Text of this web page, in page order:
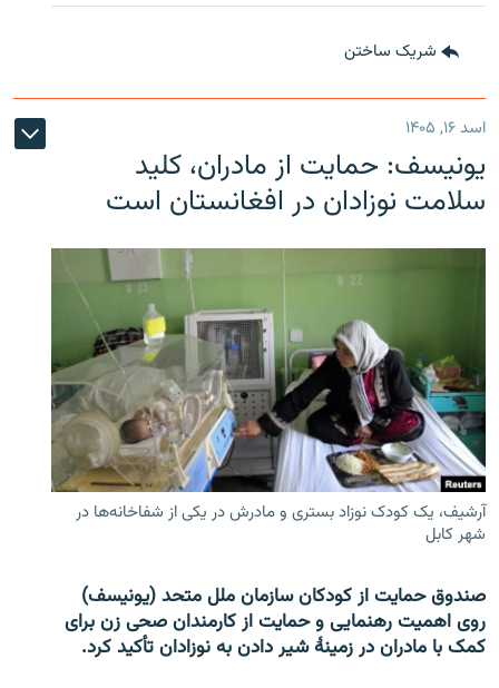
شریک ساختن
اسد ۱۶, ۱۴۰۵
یونیسف: حمایت از مادران، کلید
سلامت نوزادان در افغانستان است
آرشیف، یک کودک نوزاد بستری و مادرش در یکی از شفاخانه‌ها در
شهر کابل
صندوق حمایت از کودکان سازمان ملل متحد (یونیسف)
روی اهمیت رهنمایی و حمایت از کارمندان صحی زن برای
کمک با مادران در زمینۀ شیر دادن به نوزادان تأکید کرد.